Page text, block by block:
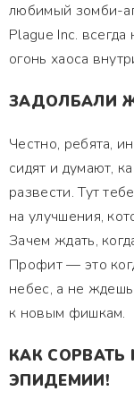
любимый зомби-
Plague Inc.
огонь хаоса
ЗАДОЛБАЛИ
Честно, ребята,
сидят и думают,
развести. Тут
на улучшения,
Зачем ждать,
Профит — это
небес, а не
к новым фишкам.
КАК
ЭПИДЕМИИ!